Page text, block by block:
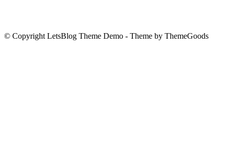
© Copyright LetsBlog Theme Demo - Theme by ThemeGoods